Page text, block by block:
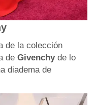
de la colección
de Givenchy de lo
diadema de